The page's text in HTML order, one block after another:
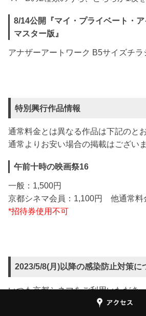
8/14公開『マイ・プライベート・
マスター版』
アナザーアートワーク B5サイズチラ
特別興行作品情報
通常料金とは異なる作品は下記のとお
通常よりお安い場合の掲載はございま
午前十時の映画祭16
一般：1,500円
京都シネマ会員：1,100円 他通常料
*招待券使用不可
2023/5/8(月)以降の感染防止対策に
いつも京都シネマをご利用いただき